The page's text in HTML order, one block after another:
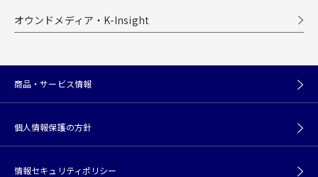
オウンドメディア・K-Insight
商品・サービス情報
個人情報保護の方針
情報セキュリティポリシー